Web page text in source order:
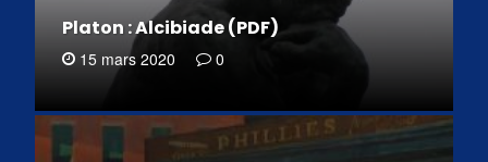
Platon : Alcibiade (PDF)
15 mars 2020 0